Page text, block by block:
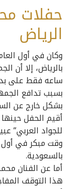
حفلات
الرياض
وكان في أول
بالرياض، إلا أن
ساعه فقط على
بسبب تدافع
بشكل خارج عن
أقيم الحفل
للجواد العربي”
وقت مبكر في
بالسعودية.
أما عن الفنان
هذا التوقف